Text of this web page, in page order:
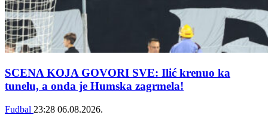
SCENA KOJA GOVORI SVE: Ilić krenuo ka
tunelu, a onda je Humska zagrmela!
Fudbal 23:28 06.08.2026.